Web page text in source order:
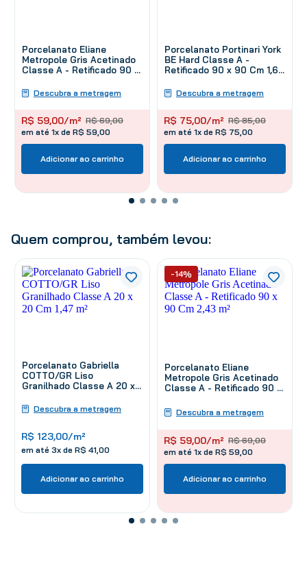
Porcelanato Eliane
Metropole Gris Acetinado
Classe A - Retificado 90 x
Descubra a metragem
R$ 69,00
R$ 59,00/m²
em até 1x de R$ 59,00
Adicionar ao carrinho
Porcelanato Portinari York
BE Hard Classe A -
Retificado 90 x 90 Cm 1,62
Descubra a metragem
R$ 85,00
R$ 75,00/m²
em até 1x de R$ 75,00
Adicionar ao carrinho
Quem comprou, também levou:
Porcelanato Gabriella
COTTO/GR Liso
Granilhado Classe A 20 x
Descubra a metragem
R$ 123,00/m²
em até 3x de R$ 41,00
Adicionar ao carrinho
Porcelanato Eliane
Metropole Gris Acetinado
Classe A - Retificado 90 x
Descubra a metragem
R$ 69,00
R$ 59,00/m²
em até 1x de R$ 59,00
-14%
Adicionar ao carrinho